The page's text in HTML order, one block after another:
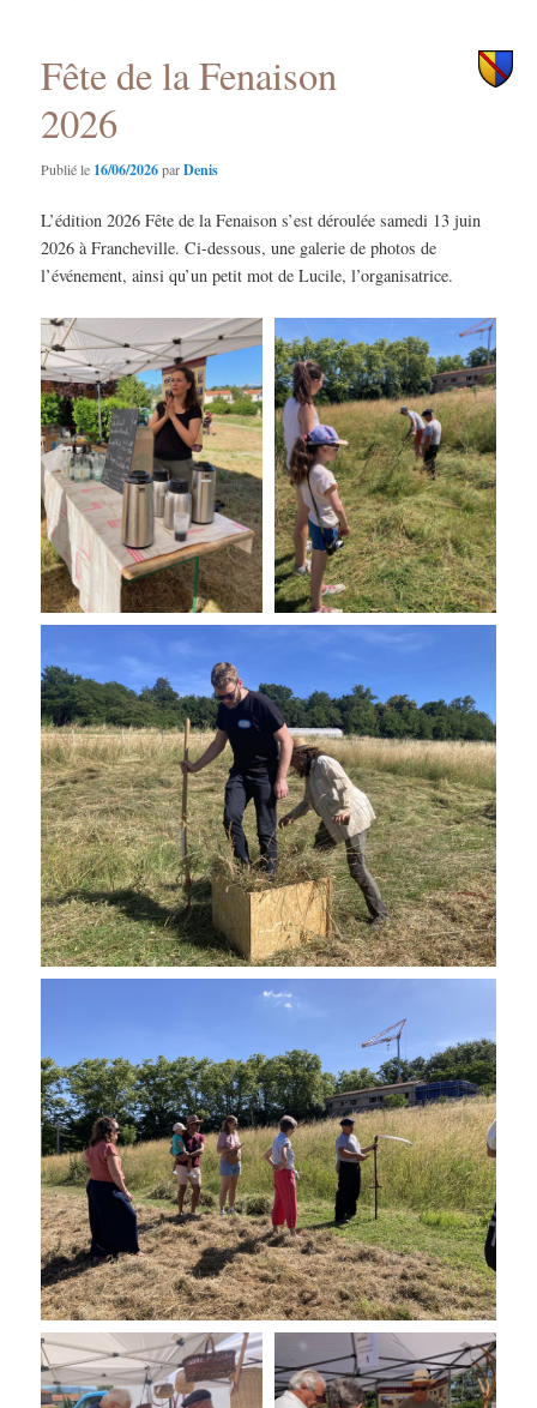
Fête de la Fenaison
2026
Publié le 16/06/2026parDenis
L’édition 2026 Fête de la Fenaison s’est déroulée samedi 13 juin
2026 à Francheville. Ci-dessous, une galerie de photos de
l’événement, ainsi qu’un petit mot de Lucile, l’organisatrice.